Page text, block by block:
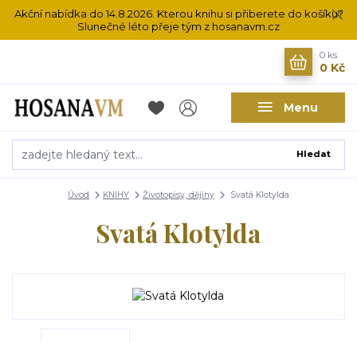
Akční nabídka do 14.8.2026. Kterou knihu si přiberete do košíku?
Slunečné léto přeje tým z hosanavm.cz
Menu
Hledat
0 ks
0 Kč
Úvod KNIHY Životopisy, dějiny Svatá Klotylda
Svatá Klotylda